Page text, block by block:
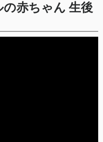
赤ちゃん 生後